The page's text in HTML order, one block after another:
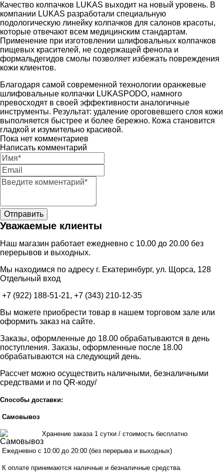
Качество колпачков LUKAS выходит на новый уровень. В
компании LUKAS разработали специальную
подологическую линейку колпачков для салонов красоты,
которые отвечают всем медицинским стандартам.
Применение при изготовлении шлифовальных колпачков
пищевых красителей, не содержащей фенола и
формальдегидов смолы позволяет избежать повреждения
кожи клиентов.
Благодаря самой современной технологии оранжевые
шлифовальные колпачки LUKASPODO, намного
превосходят в своей эффективности аналогичные
инструменты. Результат: удаление ороговевшего слоя кожи
выполняется быстрее и более бережно. Кожа становится
гладкой и изумительно красивой.
Пока нет комментариев
Написать комментарий
Уважаемые клиенты
Наш магазин работает ежедневно с 10.00 до 20.00 без
перерывов и выходных.
Мы находимся по адресу г. Екатеринбург, ул. Щорса, 128
Отдельный вход
+7 (922) 188-51-21, +7 (343) 210-12-35
Вы можете приобрести товар в нашем торговом зале или
оформить заказ на сайте.
Заказы, оформленные до 18.00 обрабатываются в день
поступления. Заказы, оформленные после 18.00
обрабатываются на следующий день.
Рассчет можно осуществить наличными, безналичными
средствами и по QR-коду/
Способы доставки:
Самовывоз
Хранение заказа 1 сутки / стоимость бесплатно
Ежедневно с 10:00 до 20:00 (без перерыва и выходных)
К оплате принимаются наличные и безналичные средства.